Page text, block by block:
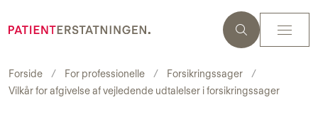
Forside For professionelle
Forsikringssager
Vilkår for afgivelse af vejledende udtalelser i forsikringssager